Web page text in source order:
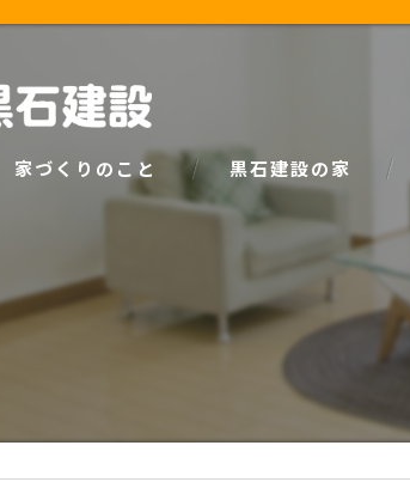
家づくりのこと
家づくりで大事な「お金の話」
黒石建設の家
パッシブデザイン
ZEH
安心の保証